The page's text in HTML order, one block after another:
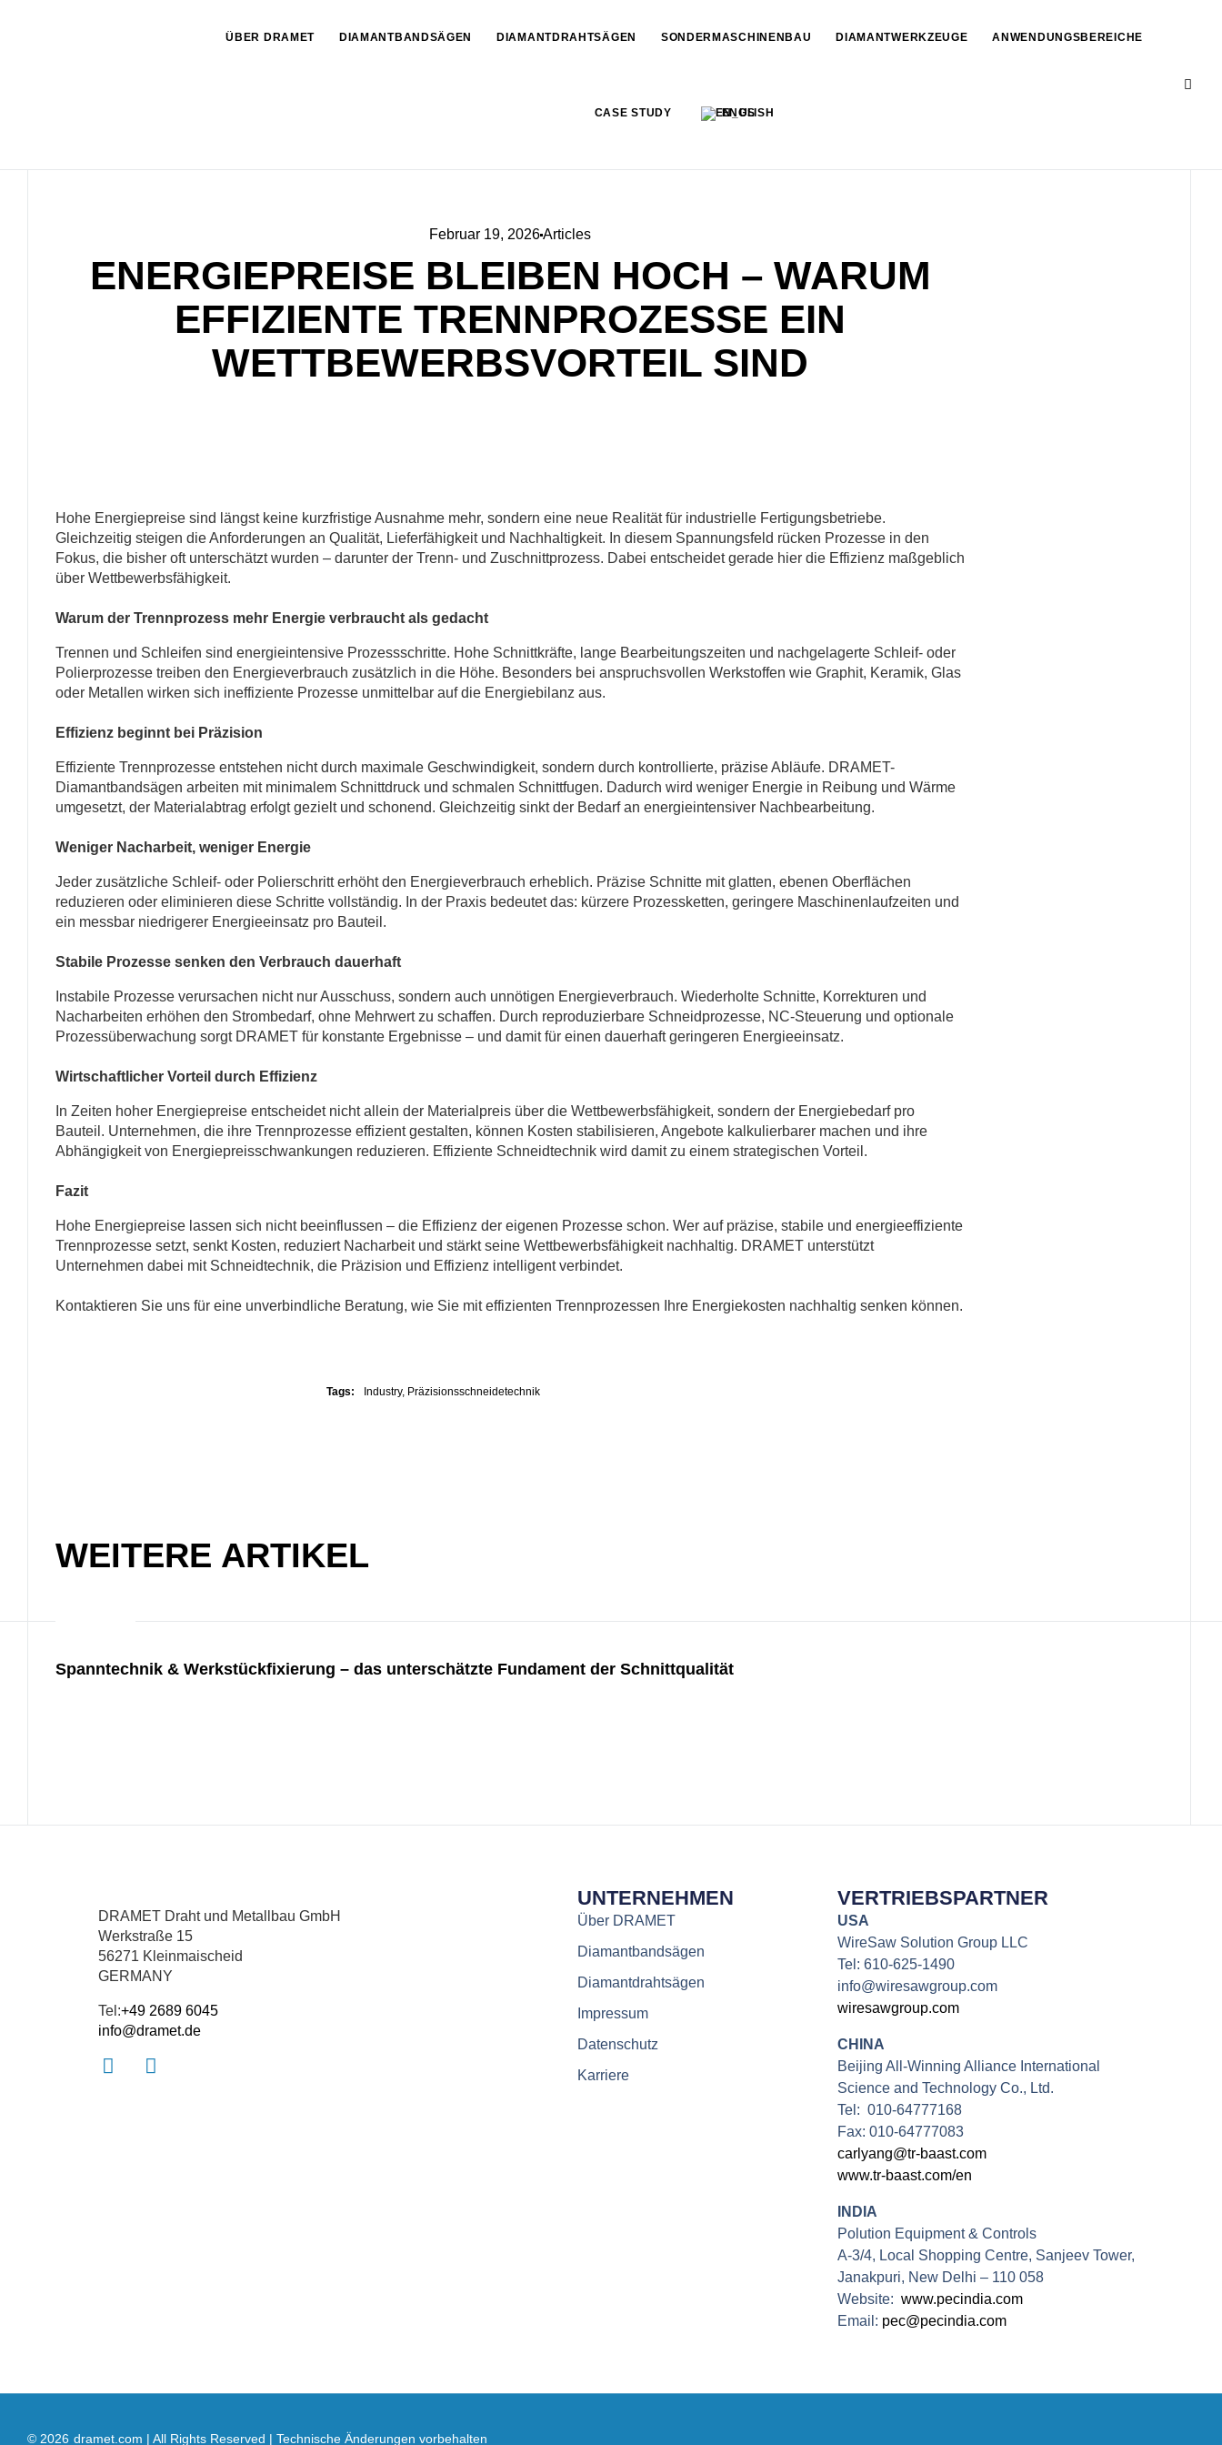
ÜBER DRAMET DIAMANTBANDSÄGEN DIAMANTDRAHTSÄGEN SONDERMASCHINENBAU DIAMANTWERKZEUGE ANWENDUNGSBEREICHE
CASE STUDY ENGLISH
Februar 19, 2026Articles
ENERGIEPREISE BLEIBEN HOCH – WARUM
EFFIZIENTE TRENNPROZESSE EIN
WETTBEWERBSVORTEIL SIND
Hohe Energiepreise sind längst keine kurzfristige Ausnahme mehr, sondern eine neue Realität für industrielle Fertigungsbetriebe.
Gleichzeitig steigen die Anforderungen an Qualität, Lieferfähigkeit und Nachhaltigkeit. In diesem Spannungsfeld rücken Prozesse in den
Fokus, die bisher oft unterschätzt wurden – darunter der Trenn- und Zuschnittprozess. Dabei entscheidet gerade hier die Effizienz maßgeblich
über Wettbewerbsfähigkeit.
Warum der Trennprozess mehr Energie verbraucht als gedacht
Trennen und Schleifen sind energieintensive Prozessschritte. Hohe Schnittkräfte, lange Bearbeitungszeiten und nachgelagerte Schleif- oder
Polierprozesse treiben den Energieverbrauch zusätzlich in die Höhe. Besonders bei anspruchsvollen Werkstoffen wie Graphit, Keramik, Glas
oder Metallen wirken sich ineffiziente Prozesse unmittelbar auf die Energiebilanz aus.
Effizienz beginnt bei Präzision
Effiziente Trennprozesse entstehen nicht durch maximale Geschwindigkeit, sondern durch kontrollierte, präzise Abläufe. DRAMET-
Diamantbandsägen arbeiten mit minimalem Schnittdruck und schmalen Schnittfugen. Dadurch wird weniger Energie in Reibung und Wärme
umgesetzt, der Materialabtrag erfolgt gezielt und schonend. Gleichzeitig sinkt der Bedarf an energieintensiver Nachbearbeitung.
Weniger Nacharbeit, weniger Energie
Jeder zusätzliche Schleif- oder Polierschritt erhöht den Energieverbrauch erheblich. Präzise Schnitte mit glatten, ebenen Oberflächen
reduzieren oder eliminieren diese Schritte vollständig. In der Praxis bedeutet das: kürzere Prozessketten, geringere Maschinenlaufzeiten und
ein messbar niedrigerer Energieeinsatz pro Bauteil.
Stabile Prozesse senken den Verbrauch dauerhaft
Instabile Prozesse verursachen nicht nur Ausschuss, sondern auch unnötigen Energieverbrauch. Wiederholte Schnitte, Korrekturen und
Nacharbeiten erhöhen den Strombedarf, ohne Mehrwert zu schaffen. Durch reproduzierbare Schneidprozesse, NC-Steuerung und optionale
Prozessüberwachung sorgt DRAMET für konstante Ergebnisse – und damit für einen dauerhaft geringeren Energieeinsatz.
Wirtschaftlicher Vorteil durch Effizienz
In Zeiten hoher Energiepreise entscheidet nicht allein der Materialpreis über die Wettbewerbsfähigkeit, sondern der Energiebedarf pro
Bauteil. Unternehmen, die ihre Trennprozesse effizient gestalten, können Kosten stabilisieren, Angebote kalkulierbarer machen und ihre
Abhängigkeit von Energiepreisschwankungen reduzieren. Effiziente Schneidtechnik wird damit zu einem strategischen Vorteil.
Fazit
Hohe Energiepreise lassen sich nicht beeinflussen – die Effizienz der eigenen Prozesse schon. Wer auf präzise, stabile und energieeffiziente
Trennprozesse setzt, senkt Kosten, reduziert Nacharbeit und stärkt seine Wettbewerbsfähigkeit nachhaltig. DRAMET unterstützt
Unternehmen dabei mit Schneidtechnik, die Präzision und Effizienz intelligent verbindet.
Kontaktieren Sie uns für eine unverbindliche Beratung, wie Sie mit effizienten Trennprozessen Ihre Energiekosten nachhaltig senken können.
Tags: Industry, Präzisionsschneidetechnik
WEITERE ARTIKEL
Spanntechnik & Werkstückfixierung – das unterschätzte Fundament der Schnittqualität
DRAMET Draht und Metallbau GmbH
Werkstraße 15
56271 Kleinmaischeid
GERMANY
Tel:+49 2689 6045
info@dramet.de
UNTERNEHMEN
Über DRAMET
Diamantbandsägen
Diamantdrahtsägen
Impressum
Datenschutz
Karriere
VERTRIEBSPARTNER
USA
WireSaw Solution Group LLC
Tel: 610-625-1490
info@wiresawgroup.com
wiresawgroup.com
CHINA
Beijing All-Winning Alliance International
Science and Technology Co., Ltd.
Tel: 010-64777168
Fax: 010-64777083
carlyang@tr-baast.com
www.tr-baast.com/en
INDIA
Polution Equipment & Controls
A-3/4, Local Shopping Centre, Sanjeev Tower,
Janakpuri, New Delhi – 110 058
Website: www.pecindia.com
Email: pec@pecindia.com
© 2026 dramet.com | All Rights Reserved | Technische Änderungen vorbehalten